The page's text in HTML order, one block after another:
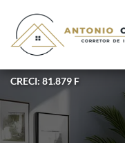
CRECI: 81.879 F